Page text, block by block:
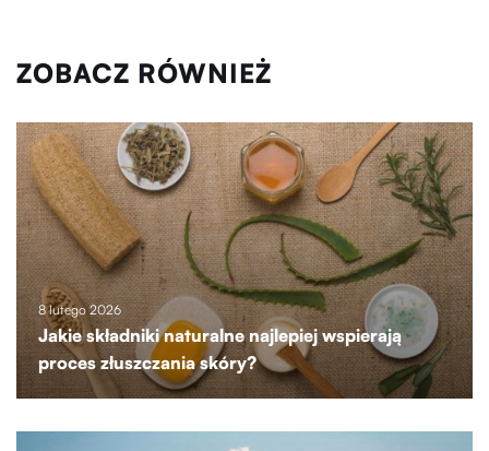
ZOBACZ RÓWNIEŻ
8 lutego 2026
Jakie składniki naturalne najlepiej wspierają
proces złuszczania skóry?